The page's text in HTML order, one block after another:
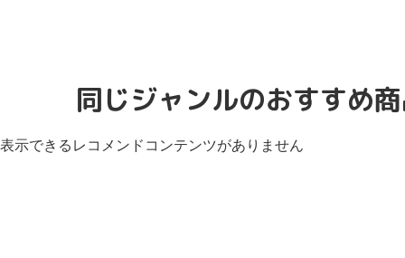
同じジャンルのおすすめ
表示できるレコメンドコンテンツがありません